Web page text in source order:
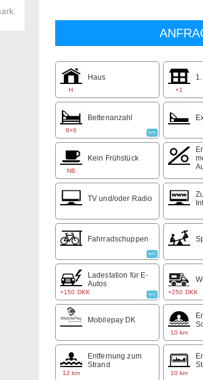
In 3 Minuten erreichen Sie:
Bank, Pizzeria, Autowerkstatt,
Lagerfeuer und Grillplatz für 100
Minuten bis Nakskov und dem
Knuthenborg Park, der Klosterstadt
und allen unseren schönen Inseln.
Kostenloser Kaffee und Tee für
von kr. 50 pro Person.
H
Haus
+1
8+6
Bettenanzahl
INFO
NB
Kein Frühstück
TV und/oder Radio
Fahrradschuppen
INFO
+150 DKK
Ladestation für E-
Autos
INFO +250 DKK
Mobilepay DK
10 km
12 km
Entfernung zum
Strand
10 km